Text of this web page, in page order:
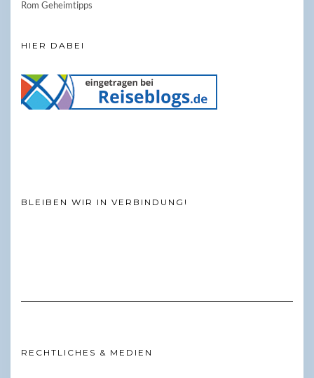
Rom Geheimtipps
HIER DABEI
BLEIBEN WIR IN VERBINDUNG!
RECHTLICHES & MEDIEN